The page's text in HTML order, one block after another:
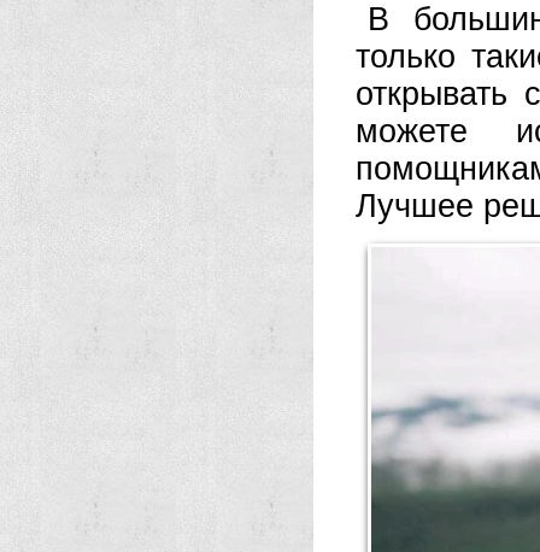
В
только
открывать
можете
Лучшее